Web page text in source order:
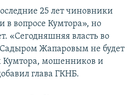
25 лет чиновники
в вопросе Кумтора», но
«Сегодняшняя власть во
Садыром Жапаровым не будет
Кумтора, мошенников и
глава ГКНБ.